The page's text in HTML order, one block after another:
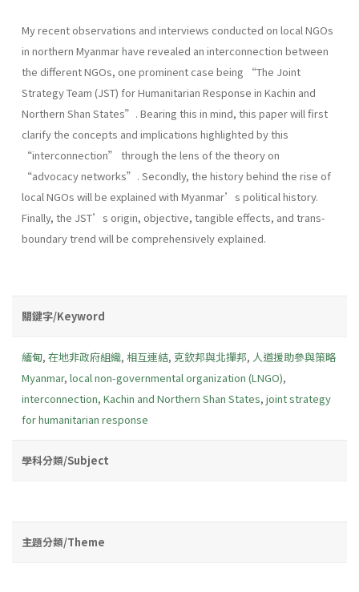
My recent observations and interviews conducted on local NGOs
in northern Myanmar have revealed an interconnection between
the different NGOs, one prominent case being “The Joint
Strategy Team (JST) for Humanitarian Response in Kachin and
Northern Shan States”. Bearing this in mind, this paper will first
clarify the concepts and implications highlighted by this
“interconnection” through the lens of the theory on
“advocacy networks”. Secondly, the history behind the rise of
local NGOs will be explained with Myanmar’s political history.
Finally, the JST’s origin, objective, tangible effects, and trans-
boundary trend will be comprehensively explained.
關鍵字/Keyword
緬甸, 在地非政府組織, 相互連結, 克欽邦與北撣邦, 人道援助參與策略
Myanmar, local non-governmental organization (LNGO),
interconnection, Kachin and Northern Shan States, joint strategy
for humanitarian response
學科分類/Subject
主題分類/Theme